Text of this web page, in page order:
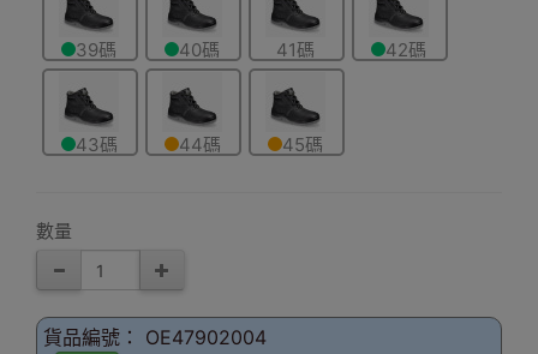
39碼 40碼 41碼 42碼
43碼 44碼 45碼
數量
貨品編號： OE47902004